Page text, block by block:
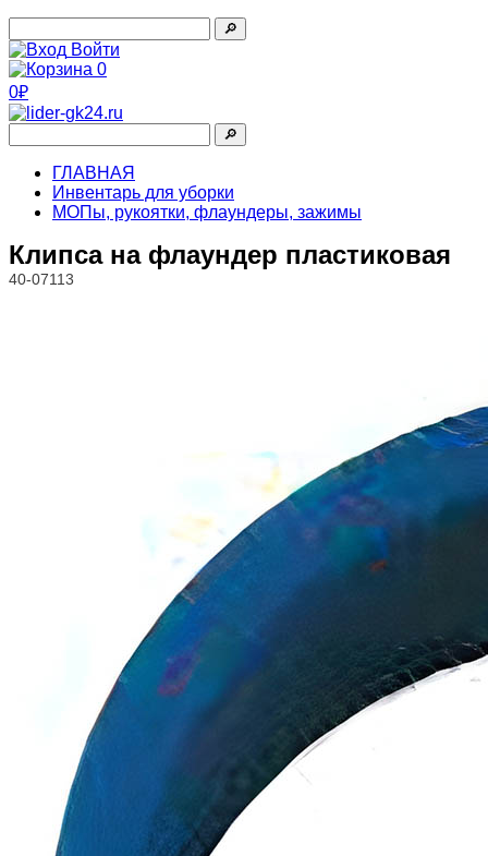
🔎︎
Войти
0
0₽
🔎︎
ГЛАВНАЯ
Инвентарь для уборки
МОПы, рукоятки, флаундеры, зажимы
Клипса на флаундер пластиковая
40-07113